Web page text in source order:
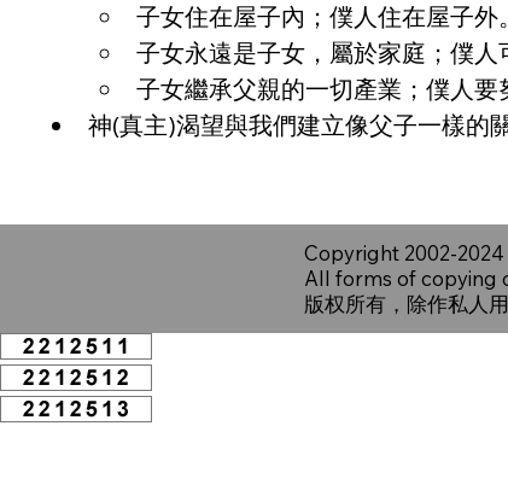
子女住在屋子內；僕人住在屋子外。
子女永遠是子女，屬於家庭；僕人
子女繼承父親的一切產業；僕人要
神(真主)渴望與我們建立像父子一樣的
Copyright 2002-2024
All forms of copying
版权所有，除作私人